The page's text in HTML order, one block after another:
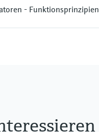
-